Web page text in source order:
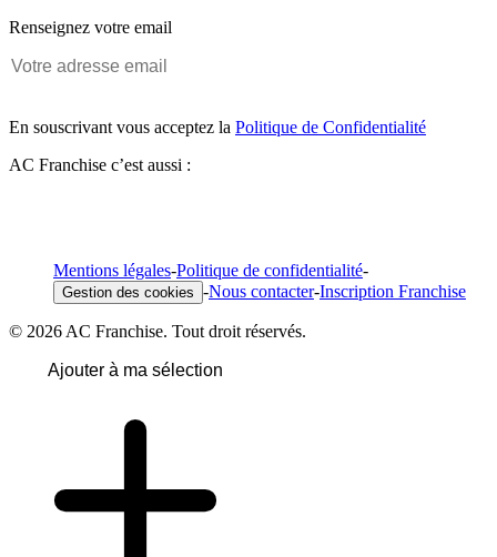
Renseignez votre email
En souscrivant vous acceptez la Politique de Confidentialité
AC Franchise c’est aussi :
Mentions légales-Politique de confidentialité-
Gestion des cookies -Nous contacter-Inscription Franchise
© 2026 AC Franchise. Tout droit réservés.
Ajouter à ma sélection